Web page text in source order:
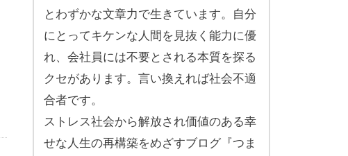
とわずかな文章力で生きています。自分
にとってキケンな人間を見抜く能力に優
れ、 会社員には不要とされる本質を探る
クセがあります。 言い換えれば社会不適
合者です。
ストレス社会から解放され価値のある幸
せな人生の再構築をめざすブログ『つま